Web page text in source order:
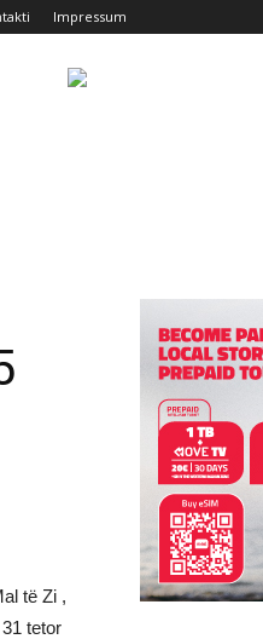
Impressum
të Zi ,
tetor